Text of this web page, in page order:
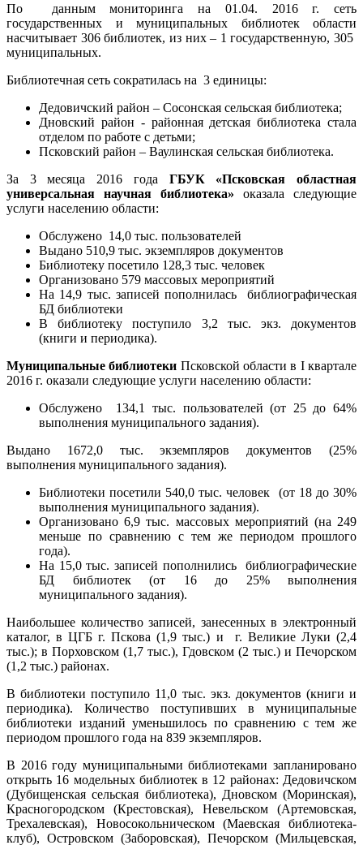
По данным мониторинга на 01.04. 2016 г. сеть
государственных и муниципальных библиотек области
насчитывает 306 библиотек, из них – 1 государственную, 305
муниципальных.
Библиотечная сеть сократилась на 3 единицы:
Дедовичский район – Сосонская сельская библиотека;
Дновский район - районная детская библиотека стала
отделом по работе с детьми;
Псковский район – Ваулинская сельская библиотека.
За 3 месяца 2016 года ГБУК «Псковская областная
универсальная научная библиотека» оказала следующие
услуги населению области:
Обслужено 14,0 тыс. пользователей
Выдано 510,9 тыс. экземпляров документов
Библиотеку посетило 128,3 тыс. человек
Организовано 579 массовых мероприятий
На 14,9 тыс. записей пополнилась библиографическая
БД библиотеки
В библиотеку поступило 3,2 тыс. экз. документов
(книги и периодика).
Муниципальные библиотеки Псковской области в I квартале
2016 г. оказали следующие услуги населению области:
Обслужено 134,1 тыс. пользователей (от 25 до 64%
выполнения муниципального задания).
Выдано 1672,0 тыс. экземпляров документов (25%
выполнения муниципального задания).
Библиотеки посетили 540,0 тыс. человек (от 18 до 30%
выполнения муниципального задания).
Организовано 6,9 тыс. массовых мероприятий (на 249
меньше по сравнению с тем же периодом прошлого
года).
На 15,0 тыс. записей пополнились библиографические
БД библиотек (от 16 до 25% выполнения
муниципального задания).
Наибольшее количество записей, занесенных в электронный
каталог, в ЦГБ г. Пскова (1,9 тыс.) и г. Великие Луки (2,4
тыс.); в Порховском (1,7 тыс.), Гдовском (2 тыс.) и Печорском
(1,2 тыс.) районах.
В библиотеки поступило 11,0 тыс. экз. документов (книги и
периодика). Количество поступивших в муниципальные
библиотеки изданий уменьшилось по сравнению с тем же
периодом прошлого года на 839 экземпляров.
В 2016 году муниципальными библиотеками запланировано
открыть 16 модельных библиотек в 12 районах: Дедовичском
(Дубищенская сельская библиотека), Дновском (Моринская),
Красногородском (Крестовская), Невельском (Артемовская,
Трехалевская), Новосокольническом (Маевская библиотека-
клуб), Островском (Заборовская), Печорском (Мильцевская,